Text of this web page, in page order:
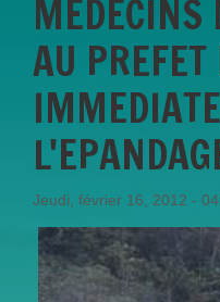
MEDECINS
AU
Jeudi, février 16, 2012 -